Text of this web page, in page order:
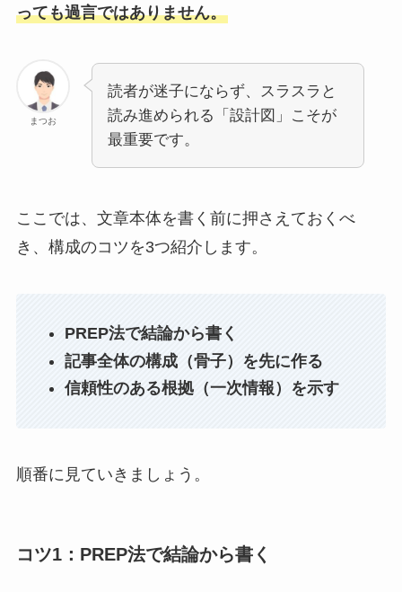
っても過言ではありません。
まつお
読者が迷子にならず、スラスラと
読み進められる「設計図」こそが
最重要です。
ここでは、文章本体を書く前に押さえておくべ
き、構成のコツを3つ紹介します。
PREP法で結論から書く
記事全体の構成（骨子）を先に作る
信頼性のある根拠（一次情報）を示す
順番に見ていきましょう。
コツ1：PREP法で結論から書く